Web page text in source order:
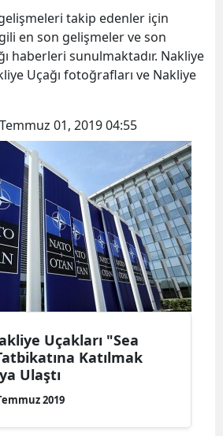
takip edenler için
en son gelişmeler ve son
haberleri sunulmaktadır. Nakliye
Uçağı fotoğrafları ve Nakliye
Temmuz 01, 2019 04:55
Uçakları "Sea
Katılmak
Ulaştı
2019